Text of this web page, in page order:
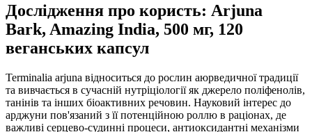
Дослідження про користь: Arjuna
Bark, Amazing India, 500 мг, 120
веганських капсул
Terminalia arjuna відноситься до рослин аюрведичної традиції
та вивчається в сучасній нутріціології як джерело поліфенолів,
танінів та інших біоактивних речовин. Науковий інтерес до
арджуни пов'язаний з її потенційною роллю в раціонах, де
важливі серцево-судинні процеси, антиоксидантні механізми